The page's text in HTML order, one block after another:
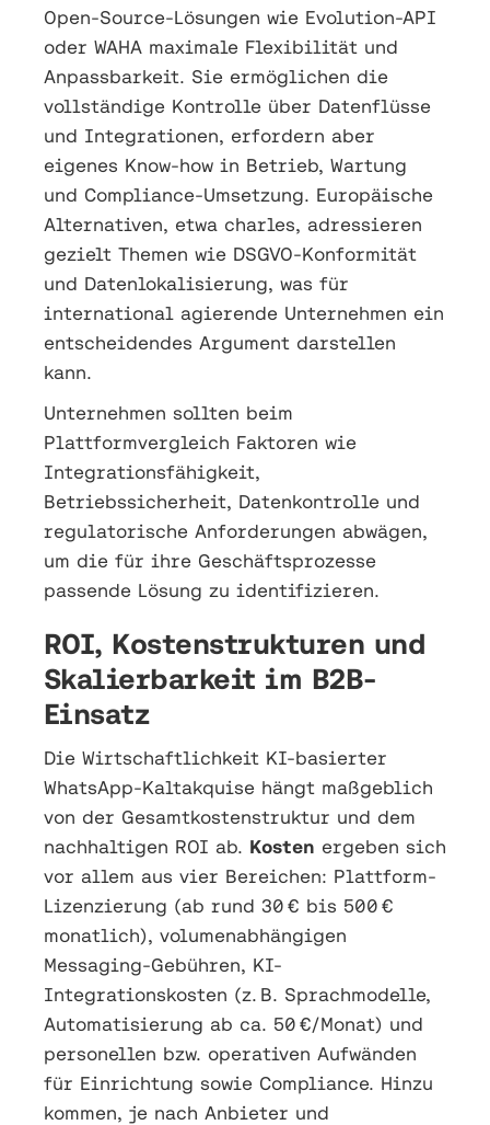
Open-Source-Lösungen wie Evolution-API
oder WAHA maximale Flexibilität und
Anpassbarkeit. Sie ermöglichen die
vollständige Kontrolle über Datenflüsse
und Integrationen, erfordern aber
eigenes Know-how in Betrieb, Wartung
und Compliance-Umsetzung. Europäische
Alternativen, etwa charles, adressieren
gezielt Themen wie DSGVO-Konformität
und Datenlokalisierung, was für
international agierende Unternehmen ein
entscheidendes Argument darstellen
kann.
Unternehmen sollten beim
Plattformvergleich Faktoren wie
Integrationsfähigkeit,
Betriebssicherheit, Datenkontrolle und
regulatorische Anforderungen abwägen,
um die für ihre Geschäftsprozesse
passende Lösung zu identifizieren.
ROI, Kostenstrukturen und
Skalierbarkeit im B2B-
Einsatz
Die Wirtschaftlichkeit KI-basierter
WhatsApp-Kaltakquise hängt maßgeblich
von der Gesamtkostenstruktur und dem
nachhaltigen ROI ab. Kosten ergeben sich
vor allem aus vier Bereichen: Plattform-
Lizenzierung (ab rund 30 € bis 500 €
monatlich), volumenabhängigen
Messaging-Gebühren, KI-
Integrationskosten (z. B. Sprachmodelle,
Automatisierung ab ca. 50 €/Monat) und
personellen bzw. operativen Aufwänden
für Einrichtung sowie Compliance. Hinzu
kommen, je nach Anbieter und